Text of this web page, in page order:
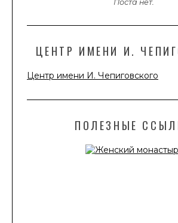
Поста нет.
ЦЕНТР ИМЕНИ И.
Центр имени И. Чепиговского
ПОЛЕЗНЫЕ